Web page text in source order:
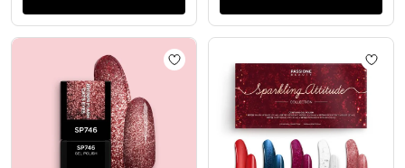
Ajouter à la liste de souhaits